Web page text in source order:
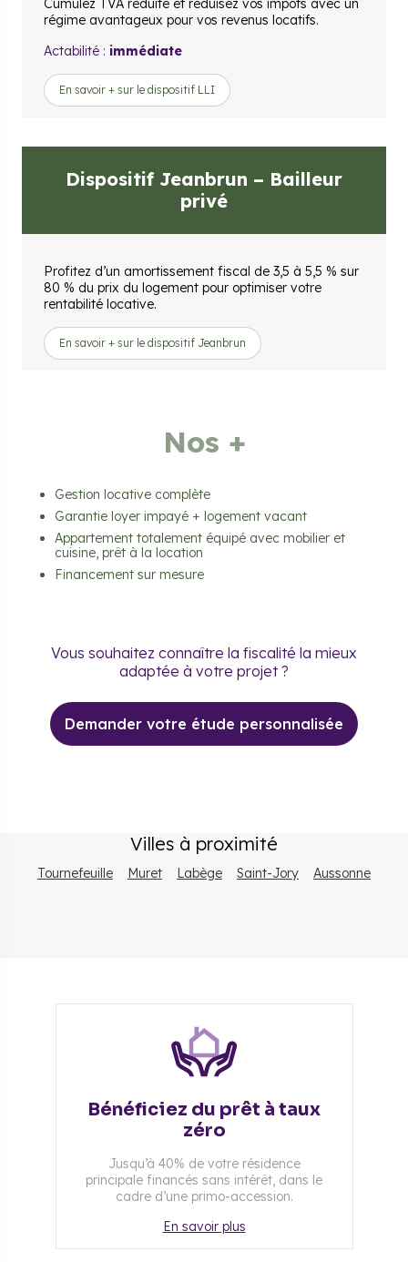
Cumulez TVA réduite et réduisez vos impôts avec un
régime avantageux pour vos revenus locatifs.
Actabilité : immédiate
En savoir + sur le dispositif LLI
Dispositif Jeanbrun – Bailleur
privé
Profitez d’un amortissement fiscal de 3,5 à 5,5 % sur
80 % du prix du logement pour optimiser votre
rentabilité locative.
En savoir + sur le dispositif Jeanbrun
Nos +
Gestion locative complète
Garantie loyer impayé + logement vacant
Appartement totalement équipé avec mobilier et
cuisine, prêt à la location
Financement sur mesure
Vous souhaitez connaître la fiscalité la mieux
adaptée à votre projet ?
Demander votre étude personnalisée
Villes à proximité
Tournefeuille Muret Labège Saint-Jory Aussonne
Bénéficiez du prêt à taux
zéro
Jusqu’à 40% de votre résidence
principale financés sans intérêt, dans le
cadre d’une primo-accession.
En savoir plus